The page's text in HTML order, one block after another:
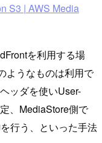
S3 | AWS Media
を利用する場
ようなものは利用で
ッダを使いUser-
、MediaStore側で
行う、といった手法